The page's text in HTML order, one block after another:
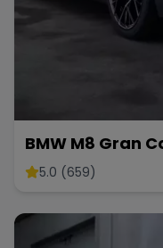
BMW M8 Gran
5.0 (659)